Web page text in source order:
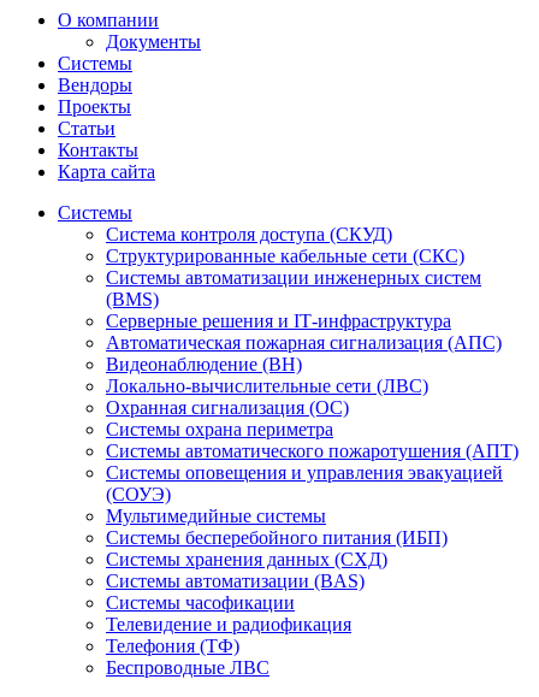
О компании
Документы
Системы
Вендоры
Проекты
Статьи
Контакты
Карта сайта
Системы
Система контроля доступа (СКУД)
Структурированные кабельные сети (СКС)
Системы автоматизации инженерных систем
(BMS)
Серверные решения и IT‑инфраструктура
Автоматическая пожарная сигнализация (АПС)
Видеонаблюдение (ВН)
Локально-вычислительные сети (ЛВС)
Охранная сигнализация (ОС)
Системы охрана периметра
Системы автоматического пожаротушения (АПТ)
Системы оповещения и управления эвакуацией
(СОУЭ)
Мультимедийные системы
Системы бесперебойного питания (ИБП)
Системы хранения данных (СХД)
Системы автоматизации (BAS)
Системы часофикации
Телевидение и радиофикация
Телефония (ТФ)
Беспроводные ЛВС